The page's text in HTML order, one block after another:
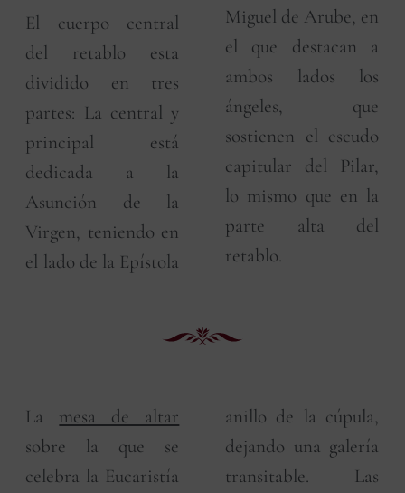
El cuerpo central
del retablo esta
dividido en tres
partes: La central y
principal está
dedicada a la
Asunción de la
Virgen, teniendo en
el lado de la Epístola
Miguel de Arube, en
el que destacan a
ambos lados los
ángeles, que
sostienen el escudo
capitular del Pilar,
lo mismo que en la
parte alta del
retablo.
La mesa de altar
sobre la que se
celebra la Eucaristía
anillo de la cúpula,
dejando una galería
transitable. Las